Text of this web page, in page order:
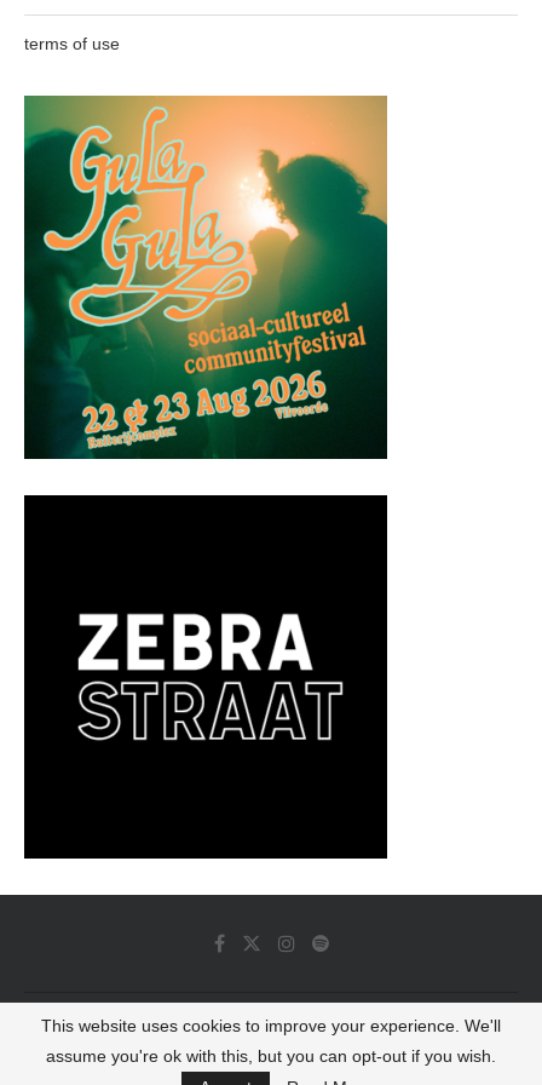
terms of use
© 2022 - Luminous Dash All Rights Reserved
This website uses cookies to improve your experience. We'll
assume you're ok with this, but you can opt-out if you wish.